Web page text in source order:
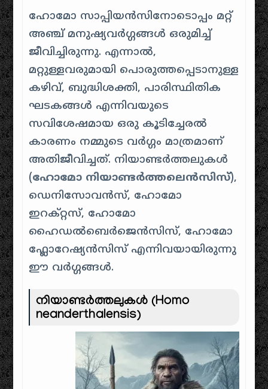
ഹോമോ സാപ്പിയൻസിനോടൊപ്പം മറ്റ്
അഞ്ച് മനുഷ്യവർഗ്ഗങ്ങൾ ഒരുമിച്ച്
ജീവിച്ചിരുന്നു. എന്നാൽ,
മറ്റുള്ളവരുമായി പൊരുത്തപ്പെടാനുള്ള
കഴിവ്, ബുദ്ധിശക്തി, പാരിസ്ഥിതിക
ഘടകങ്ങൾ എന്നിവയുടെ
സവിശേഷമായ ഒരു കൂടിച്ചേരൽ
കാരണം നമ്മുടെ വർഗ്ഗം മാത്രമാണ്
അതിജീവിച്ചത്. നിയാണ്ടർത്തലുകൾ
(ഹോമോ നിയാണ്ടർത്തലെൻസിസ്),
ഡെനിസോവൻസ്, ഹോമോ
ഇറക്റ്റസ്, ഹോമോ
ഹൈഡൽബെർജെൻസിസ്, ഹോമോ
ഫ്ലോറേഷ്യൻസിസ് എന്നിവയായിരുന്നു
ഈ വർഗ്ഗങ്ങൾ.
നിയാണ്ടർത്തലുകൾ (Homo
neanderthalensis)